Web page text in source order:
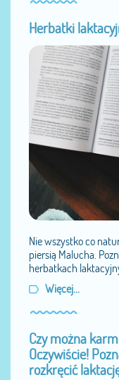
Herbatki
Nie wszystko co
piersią Malucha.
herbatkach
Więcej...
Czy można
Oczywiście!
rozkręcić